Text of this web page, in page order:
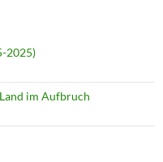
2025)
im Aufbruch